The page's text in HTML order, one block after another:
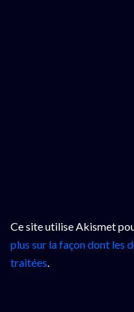
Ce site utilise Akismet
plus sur la façon dont les
traitées.